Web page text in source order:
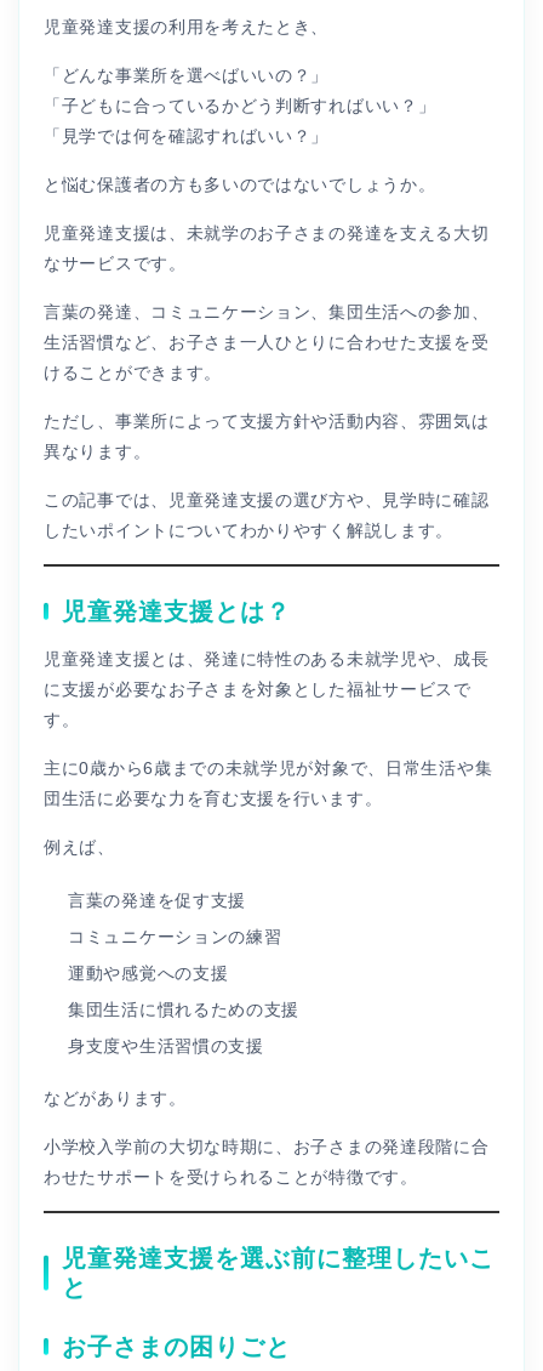
児童発達支援の利用を考えたとき、
「どんな事業所を選べばいいの？」
「子どもに合っているかどう判断すればいい？」
「見学では何を確認すればいい？」
と悩む保護者の方も多いのではないでしょうか。
児童発達支援は、未就学のお子さまの発達を支える大切
なサービスです。
言葉の発達、コミュニケーション、集団生活への参加、
生活習慣など、お子さま一人ひとりに合わせた支援を受
けることができます。
ただし、事業所によって支援方針や活動内容、雰囲気は
異なります。
この記事では、児童発達支援の選び方や、見学時に確認
したいポイントについてわかりやすく解説します。
児童発達支援とは？
児童発達支援とは、発達に特性のある未就学児や、成長
に支援が必要なお子さまを対象とした福祉サービスで
す。
主に0歳から6歳までの未就学児が対象で、日常生活や集
団生活に必要な力を育む支援を行います。
例えば、
言葉の発達を促す支援
コミュニケーションの練習
運動や感覚への支援
集団生活に慣れるための支援
身支度や生活習慣の支援
などがあります。
小学校入学前の大切な時期に、お子さまの発達段階に合
わせたサポートを受けられることが特徴です。
児童発達支援を選ぶ前に整理したいこ
と
お子さまの困りごと